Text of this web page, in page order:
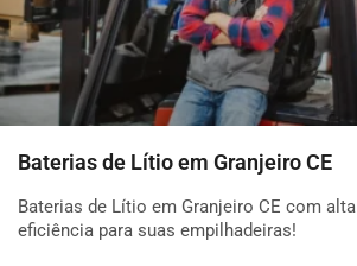
Baterias de Lítio em Granjeiro CE
Baterias de Lítio em Granjeiro CE com alta
eficiência para suas empilhadeiras!